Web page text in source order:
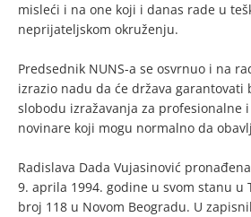
misleći i na one koji i danas rade u
neprijateljskom okruženju.
Predsednik NUNS-a se osvrnuo i na
izrazio nadu da će država garantovati
slobodu izražavanja za profesionalne
novinare koji mogu normalno da
Radislava Dada Vujasinović
9. aprila 1994. godine u svom stanu u
broj 118 u Novom Beogradu. U